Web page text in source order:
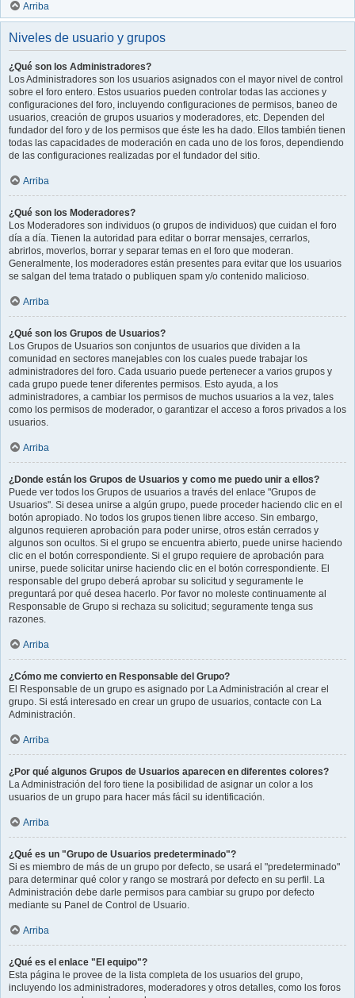
Arriba
Niveles de usuario y grupos
¿Qué son los Administradores?
Los Administradores son los usuarios asignados con el mayor nivel de control
sobre el foro entero. Estos usuarios pueden controlar todas las acciones y
configuraciones del foro, incluyendo configuraciones de permisos, baneo de
usuarios, creación de grupos usuarios y moderadores, etc. Dependen del
fundador del foro y de los permisos que éste les ha dado. Ellos también tienen
todas las capacidades de moderación en cada uno de los foros, dependiendo
de las configuraciones realizadas por el fundador del sitio.
Arriba
¿Qué son los Moderadores?
Los Moderadores son individuos (o grupos de individuos) que cuidan el foro
día a día. Tienen la autoridad para editar o borrar mensajes, cerrarlos,
abrirlos, moverlos, borrar y separar temas en el foro que moderan.
Generalmente, los moderadores están presentes para evitar que los usuarios
se salgan del tema tratado o publiquen spam y/o contenido malicioso.
Arriba
¿Qué son los Grupos de Usuarios?
Los Grupos de Usuarios son conjuntos de usuarios que dividen a la
comunidad en sectores manejables con los cuales puede trabajar los
administradores del foro. Cada usuario puede pertenecer a varios grupos y
cada grupo puede tener diferentes permisos. Esto ayuda, a los
administradores, a cambiar los permisos de muchos usuarios a la vez, tales
como los permisos de moderador, o garantizar el acceso a foros privados a los
usuarios.
Arriba
¿Donde están los Grupos de Usuarios y como me puedo unir a ellos?
Puede ver todos los Grupos de usuarios a través del enlace "Grupos de
Usuarios". Si desea unirse a algún grupo, puede proceder haciendo clic en el
botón apropiado. No todos los grupos tienen libre acceso. Sin embargo,
algunos requieren aprobación para poder unirse, otros están cerrados y
algunos son ocultos. Si el grupo se encuentra abierto, puede unirse haciendo
clic en el botón correspondiente. Si el grupo requiere de aprobación para
unirse, puede solicitar unirse haciendo clic en el botón correspondiente. El
responsable del grupo deberá aprobar su solicitud y seguramente le
preguntará por qué desea hacerlo. Por favor no moleste continuamente al
Responsable de Grupo si rechaza su solicitud; seguramente tenga sus
razones.
Arriba
¿Cómo me convierto en Responsable del Grupo?
El Responsable de un grupo es asignado por La Administración al crear el
grupo. Si está interesado en crear un grupo de usuarios, contacte con La
Administración.
Arriba
¿Por qué algunos Grupos de Usuarios aparecen en diferentes colores?
La Administración del foro tiene la posibilidad de asignar un color a los
usuarios de un grupo para hacer más fácil su identificación.
Arriba
¿Qué es un "Grupo de Usuarios predeterminado"?
Si es miembro de más de un grupo por defecto, se usará el "predeterminado"
para determinar qué color y rango se mostrará por defecto en su perfil. La
Administración debe darle permisos para cambiar su grupo por defecto
mediante su Panel de Control de Usuario.
Arriba
¿Qué es el enlace "El equipo"?
Esta página le provee de la lista completa de los usuarios del grupo,
incluyendo los administradores, moderadores y otros detalles, como los foros